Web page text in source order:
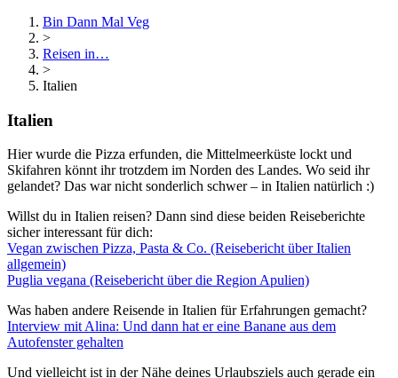
Bin Dann Mal Veg
>
Reisen in…
>
Italien
Italien
Hier wurde die Pizza erfunden, die Mittelmeerküste lockt und
Skifahren könnt ihr trotzdem im Norden des Landes. Wo seid ihr
gelandet? Das war nicht sonderlich schwer – in Italien natürlich :)
Willst du in Italien reisen? Dann sind diese beiden Reiseberichte
sicher interessant für dich:
Vegan zwischen Pizza, Pasta & Co. (Reisebericht über Italien
allgemein)
Puglia vegana (Reisebericht über die Region Apulien)
Was haben andere Reisende in Italien für Erfahrungen gemacht?
Interview mit Alina: Und dann hat er eine Banane aus dem
Autofenster gehalten
Und vielleicht ist in der Nähe deines Urlaubsziels auch gerade ein